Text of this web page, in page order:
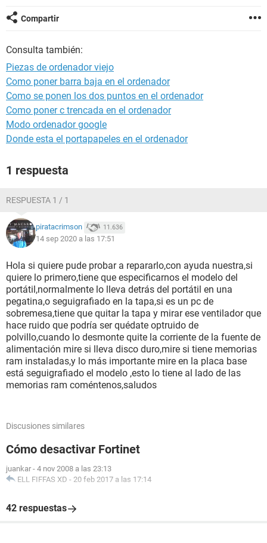
Compartir
Consulta también:
Piezas de ordenador viejo
Como poner barra baja en el ordenador
Como se ponen los dos puntos en el ordenador
Como poner c trencada en el ordenador
Modo ordenador google
Donde esta el portapapeles en el ordenador
1 respuesta
RESPUESTA 1 / 1
piratacrimson 11.636
14 sep 2020 a las 17:51
Hola si quiere pude probar a repararlo,con ayuda nuestra,si
quiere lo primero,tiene que especificarnos el modelo del
portátil,normalmente lo lleva detrás del portátil en una
pegatina,o seguigrafiado en la tapa,si es un pc de
sobremesa,tiene que quitar la tapa y mirar ese ventilador que
hace ruido que podría ser quédate optruido de
polvillo,cuando lo desmonte quite la corriente de la fuente de
alimentación mire si lleva disco duro,mire si tiene memorias
ram instaladas,y lo más importante mire en la placa base
está seguigrafiado el modelo ,esto lo tiene al lado de las
memorias ram coméntenos,saludos
Discusiones similares
Cómo desactivar Fortinet
juankar - 4 nov 2008 a las 23:13
ELL FIFFAS XD - 20 feb 2017 a las 17:14
42 respuestas